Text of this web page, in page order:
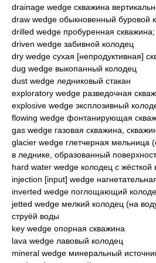
drainage wedge скважина
draw wedge обыкновенный буровой
drilled wedge пробуренная
driven wedge забивной колодец
dry wedge сухая [непродуктивная]
dug wedge выкопанный колодец
dust wedge ледниковый стакан
exploratory wedge разведочная
explosive wedge эксплозивный
flowing wedge фонтанирующая
gas wedge газовая скважина,
glacier wedge глетчерная мельница
в леднике, образованный
hard water wedge колодец с жёсткой
injection [input] wedge
inverted wedge поглощающий
jetted wedge мелкий колодец (на
струёй воды
key wedge опорная скважина
lava wedge лавовый колодец
mineral wedge минеральный